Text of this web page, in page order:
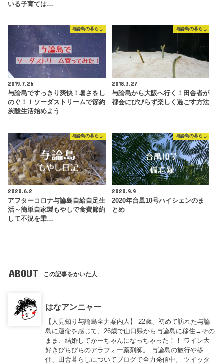
いる子育ては…
与論島の暮らし
2019.7.26
与論島ですっきり爽快！暑さをし
のぐ！！ソーダストリームで節約
炭酸生活始めよう
与論島の暮らし
2018.3.27
与論島から大阪へ行く！田舎者が
都会にびびらず楽しく過ごす方法
与論島の暮らし
2020.6.2
アフターコロナ与論島自給自足生
活～簡単自家製もやしで食費節約
して不況を乗…
与論島の暮らし
2020.9.9
2020年台風10号ハイシェンのま
とめ
ABOUT この記事をかいた人
はなアンニャー
【人見知り与論島全力案内人】 22歳、初めて訪れた与論
島に運命を感じて、26歳で山口県から与論島に移住→その
まま、結婚してかーちゃんになっちゃった！！ ワイン大
好きぴちぴちのアラフォー薬剤師。 与論島の旅行や移
住、田舎暮らしについてブログで全力発信中。 ツイッタ